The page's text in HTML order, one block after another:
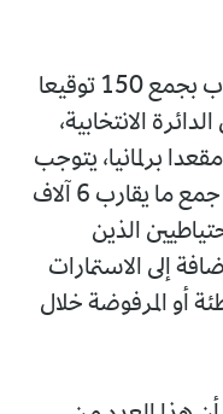
ويلزم قانون الانتخابات هذه الأحزاب بجمع 150 توقيعا
الانتخابية،
ففي الجزائر العاصمة، التي تضم 31 مقعدا برلمانيا، يتوجب
على الحزب الراغب في تقديم قائمة جمع ما يقارب 6 آلاف
الذين
إلى الاستمارات
أو المرفوضة خلال